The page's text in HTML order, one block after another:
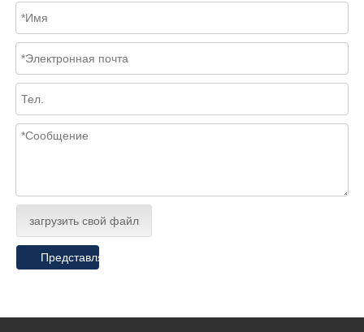
загрузить свой файл
Представлять на рассмотрение